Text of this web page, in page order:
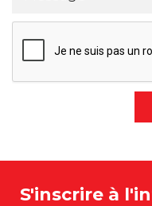
S'inscrire à